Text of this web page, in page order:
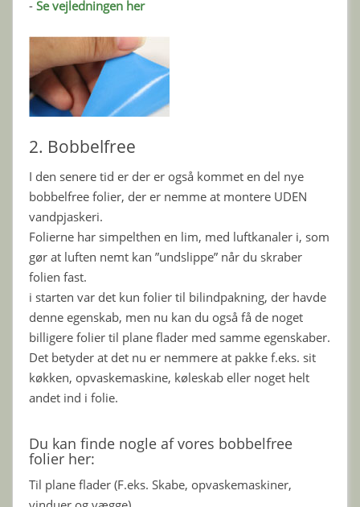
- Se vejledningen her
2. Bobbelfree
I den senere tid er der er også kommet en del nye
bobbelfree folier, der er nemme at montere UDEN
vandpjaskeri.
Folierne har simpelthen en lim, med luftkanaler i, som
gør at luften nemt kan ”undslippe” når du skraber
folien fast.
i starten var det kun folier til bilindpakning, der havde
denne egenskab, men nu kan du også få de noget
billigere folier til plane flader med samme egenskaber.
Det betyder at det nu er nemmere at pakke f.eks. sit
køkken, opvaskemaskine, køleskab eller noget helt
andet ind i folie.
Du kan finde nogle af vores bobbelfree
folier her:
Til plane flader (F.eks. Skabe, opvaskemaskiner,